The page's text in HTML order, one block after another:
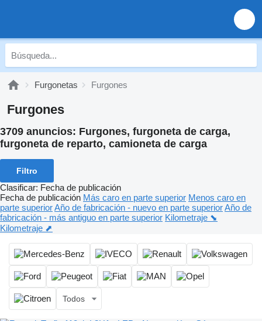
Furgonetas Furgones
Furgones
3709 anuncios: Furgones, furgoneta de carga,
furgoneta de reparto, camioneta de carga
Filtro
Clasificar: Fecha de publicación
Fecha de publicación Más caro en parte superior Menos caro en
parte superiorAño de fabricación - nuevo en parte superiorAño de
fabricación - más antiguo en parte superior Kilometraje ⬊
Kilometraje ⬈
Todos